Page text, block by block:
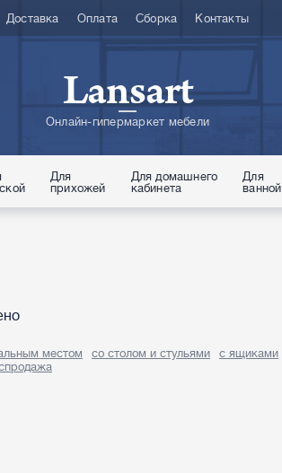
Доставка Оплата Сборка Контакты
Lansart
Онлайн-гипермаркет мебели
Для
прихожей
Для домашнего
кабинета
Для
ванной
местом со столом и стульями с ящиками